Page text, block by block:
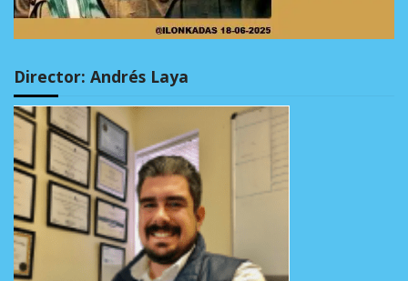
Director: Andrés Laya